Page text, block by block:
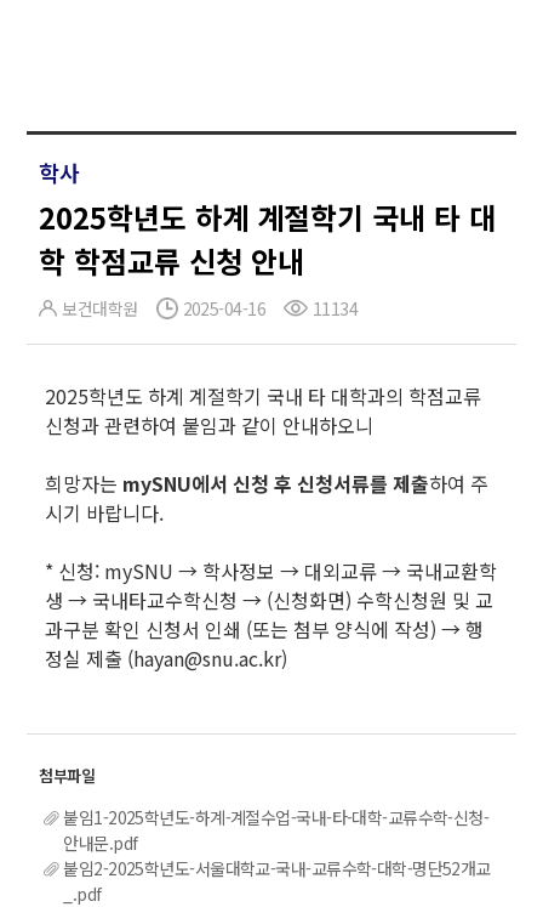
학사
2025학년도 하계 계절학기 국내 타 대
학 학점교류 신청 안내
보건대학원 2025-04-16 11134
2025학년도 하계 계절학기 국내 타 대학과의 학점교류
신청과 관련하여 붙임과 같이 안내하오니
희망자는 mySNU에서 신청 후 신청서류를 제출하여 주
시기 바랍니다.
* 신청: mySNU → 학사정보 → 대외교류 → 국내교환학
생 → 국내타교수학신청 → (신청화면) 수학신청원 및 교
과구분 확인 신청서 인쇄 (또는 첨부 양식에 작성) → 행
정실 제출 (hayan@snu.ac.kr)
붙임1-2025학년도-하계-계절수업-국내-타-대학-교류수학-신청-
안내문.pdf
붙임2-2025학년도-서울대학교-국내-교류수학-대학-명단52개교
_.pdf